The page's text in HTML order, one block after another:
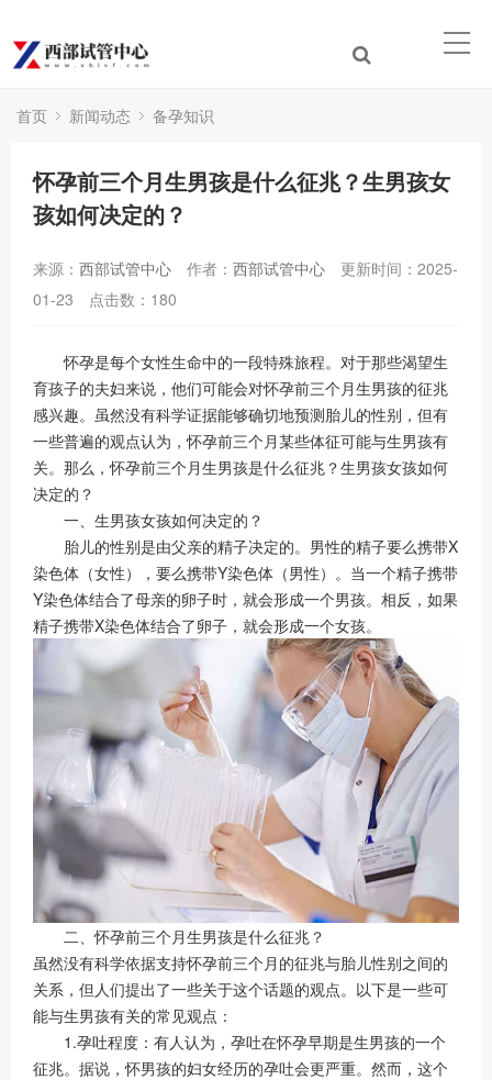
首页 新闻动态 备孕知识
怀孕前三个月生男孩是什么征兆？生男孩女
孩如何决定的？
来源： 西部试管中心 作者： 西部试管中心
更新时间：2025-
01-23
点击数： 180
怀孕是每个女性生命中的一段特殊旅程。对于那些渴望生
育孩子的夫妇来说，他们可能会对怀孕前三个月生男孩的征兆
感兴趣。虽然没有科学证据能够确切地预测胎儿的性别，但有
一些普遍的观点认为，怀孕前三个月某些体征可能与生男孩有
关。那么，怀孕前三个月生男孩是什么征兆？生男孩女孩如何
决定的？
一、生男孩女孩如何决定的？
胎儿的性别是由父亲的精子决定的。男性的精子要么携带X
染色体（女性），要么携带Y染色体（男性）。当一个精子携带
Y染色体结合了母亲的卵子时，就会形成一个男孩。相反，如果
精子携带X染色体结合了卵子，就会形成一个女孩。
二、怀孕前三个月生男孩是什么征兆？
虽然没有科学依据支持怀孕前三个月的征兆与胎儿性别之间的
关系，但人们提出了一些关于这个话题的观点。以下是一些可
能与生男孩有关的常见观点：
1.孕吐程度：有人认为，孕吐在怀孕早期是生男孩的一个
征兆。据说，怀男孩的妇女经历的孕吐会更严重。然而，这个